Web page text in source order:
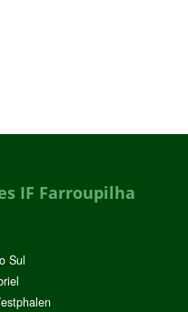
IF Farroupilha
Sul